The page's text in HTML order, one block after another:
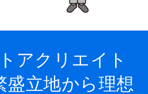
アクリエイト
盛立地から理想